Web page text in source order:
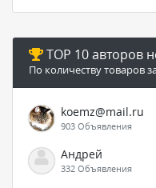
TOP 10 авторов
По количеству товаров
koemz@mail.ru
903 Объявления
Андрей
332 Объявления